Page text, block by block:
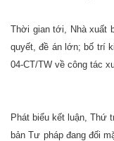
Thời gian tới, Nhà xuất
quyết, đề án lớn; bố trí
04-CT/TW về công tác
Phát biểu kết luận, Thứ
bản Tư pháp đang đối